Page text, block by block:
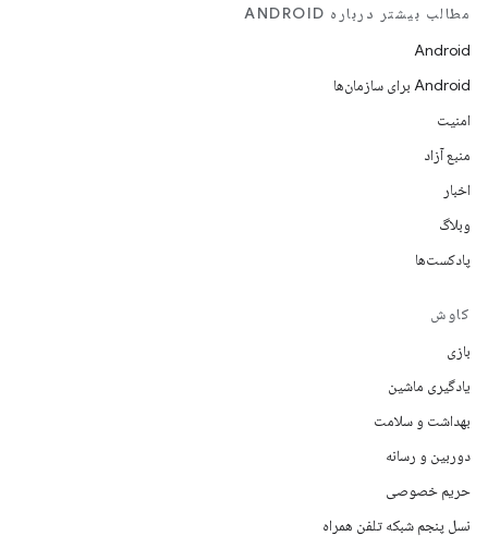
مطالب بیشتر درباره ANDROID
Android
Android برای سازمان‌ها
امنیت
منبع آزاد
اخبار
وبلاگ
پادکست‌ها
کاوش
بازی
یادگیری ماشین
بهداشت و سلامت
دوربین و رسانه
حریم خصوصی
نسل پنجم شبکه تلفن همراه